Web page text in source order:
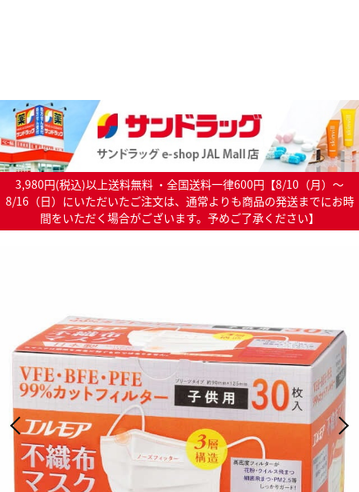
3,980円(税込)以上送料無料 ・全国送料一律600円【8/10（月）～
8/16（日）にいただいたご注文は、通常よりも商品の発送までにお時
間をいただく場合がございます。予めご了承ください】